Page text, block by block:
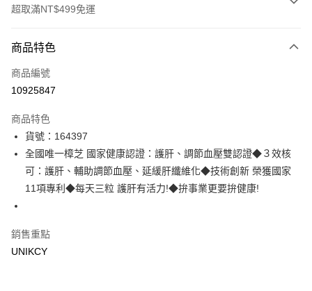
超取滿NT$499免運
icash Pay
信用卡一次付款
LINE Pay
Apple Pay
街口支付
悠遊付
Google Pay
商品特色
商品編號
10925847
商品特色
貨號：164397
全國唯一樟芝 國家健康認證：護肝、調節血壓雙認證◆３效核
可：護肝、輔助調節血壓、延緩肝纖維化◆技術創新 榮獲國家
11項專利◆每天三粒 護肝有活力!◆拚事業更要拚健康!
銷售重點
UNIKCY